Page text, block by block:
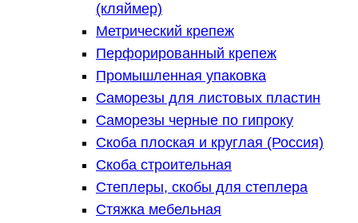
(кляймер)
Метрический крепеж
Перфорированный крепеж
Промышленная упаковка
Саморезы для листовых пластин
Саморезы черные по гипроку
Скоба плоская и круглая (Россия)
Скоба строительная
Степлеры, скобы для степлера
Стяжка мебельная